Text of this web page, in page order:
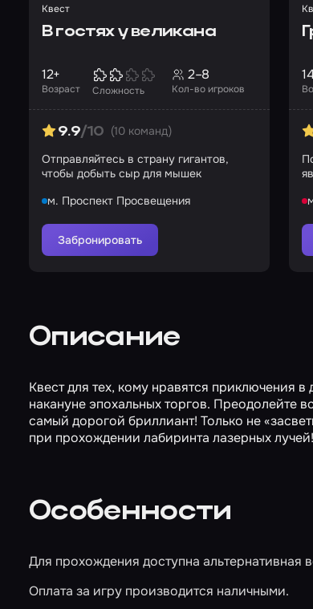
Квест
В гостях у великана
Возраст
12+
Сложность Кол-во игроков
2–8
9.9/10 (10 команд)
Отправляйтесь в страну гигантов,
чтобы добыть сыр для мышек
м. Проспект Просвещения
Забронировать
Описание
Квест для тех, кому нравятся приключения
накануне эпохальных торгов. Преодолейте
самый дорогой бриллиант! Только не
при прохождении лабиринта лазерных лучей!
Особенности
Для прохождения доступна альтернативная
Оплата за игру производится наличными.